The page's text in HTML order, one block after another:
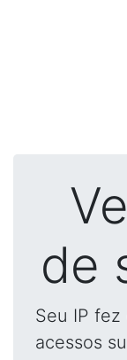
de
Seu IP
acessos